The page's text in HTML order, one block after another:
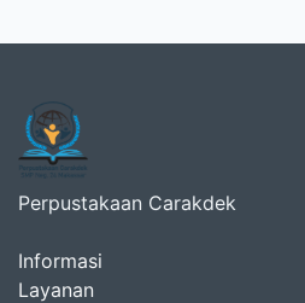
Perpustakaan Carakdek
Informasi
Layanan